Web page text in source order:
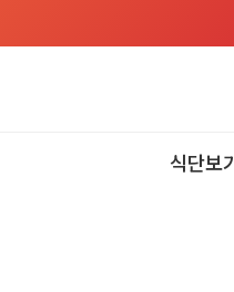
식단보기